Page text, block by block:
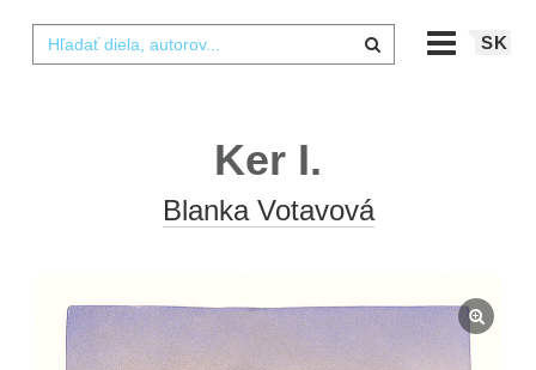
SK
Ker I.
Blanka Votavová